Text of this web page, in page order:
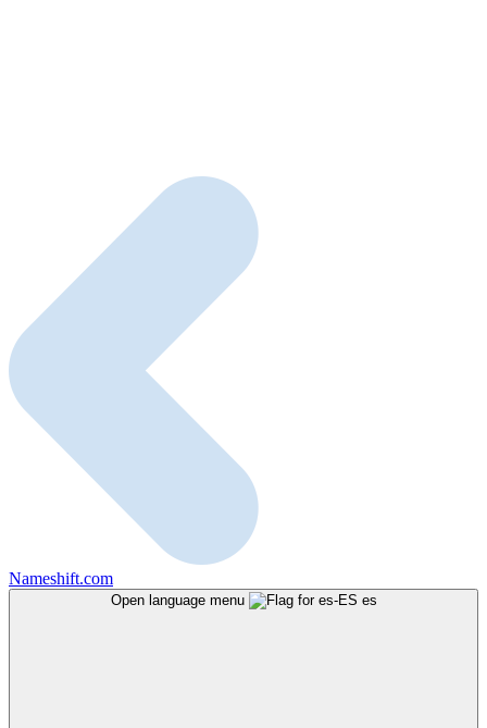
Nameshift.com
Open language menu es